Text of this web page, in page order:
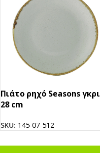
Πιάτο ρηχό Seasons γκρι
28 cm
SKU: 145-07-512